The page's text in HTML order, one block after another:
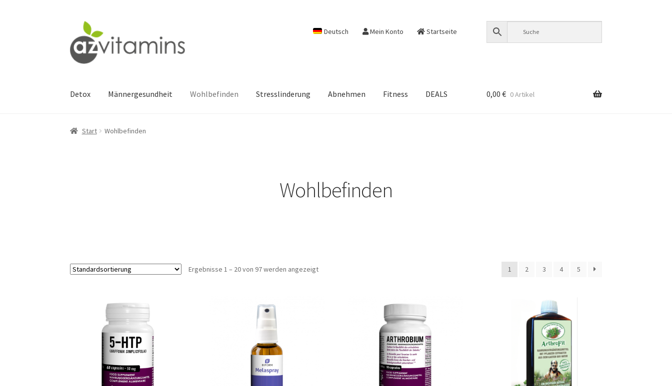
Navigation
springen
Zum
Inhalt
springen
Deutsch Mein Konto Startseite
Detox Männergesundheit Wohlbefinden Stresslinderung Abnehmen Fitness DEALS 0,00 € 0 Artikel
Start Wohlbefinden
Wohlbefinden
Ergebnisse 1 – 20 von 97 werden angezeigt 1 2 3 4 5